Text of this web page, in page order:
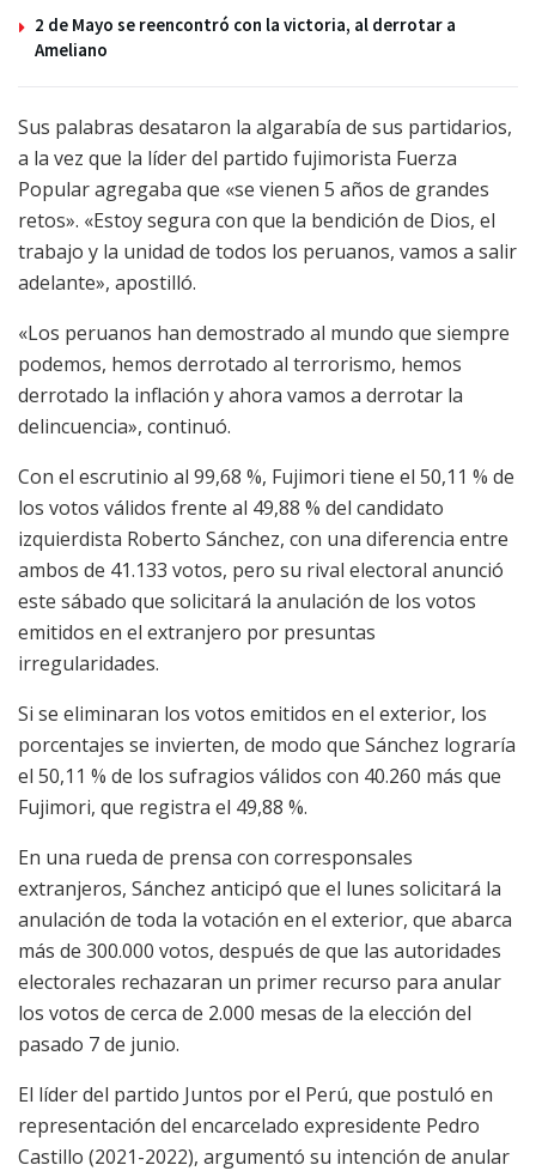
2 de Mayo se reencontró con la victoria, al derrotar a
Ameliano
Sus palabras desataron la algarabía de sus partidarios,
a la vez que la líder del partido fujimorista Fuerza
Popular agregaba que «se vienen 5 años de grandes
retos». «Estoy segura con que la bendición de Dios, el
trabajo y la unidad de todos los peruanos, vamos a salir
adelante», apostilló.
«Los peruanos han demostrado al mundo que siempre
podemos, hemos derrotado al terrorismo, hemos
derrotado la inflación y ahora vamos a derrotar la
delincuencia», continuó.
Con el escrutinio al 99,68 %, Fujimori tiene el 50,11 % de
los votos válidos frente al 49,88 % del candidato
izquierdista Roberto Sánchez, con una diferencia entre
ambos de 41.133 votos, pero su rival electoral anunció
este sábado que solicitará la anulación de los votos
emitidos en el extranjero por presuntas
irregularidades.
Si se eliminaran los votos emitidos en el exterior, los
porcentajes se invierten, de modo que Sánchez lograría
el 50,11 % de los sufragios válidos con 40.260 más que
Fujimori, que registra el 49,88 %.
En una rueda de prensa con corresponsales
extranjeros, Sánchez anticipó que el lunes solicitará la
anulación de toda la votación en el exterior, que abarca
más de 300.000 votos, después de que las autoridades
electorales rechazaran un primer recurso para anular
los votos de cerca de 2.000 mesas de la elección del
pasado 7 de junio.
El líder del partido Juntos por el Perú, que postuló en
representación del encarcelado expresidente Pedro
Castillo (2021-2022), argumentó su intención de anular